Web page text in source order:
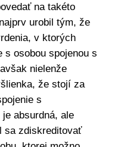
na takéto
urobil tým, že
v ktorých
s osobou spojenou s
nielenže
že stojí za
s
absurdná, ale
sa zdiskreditovať